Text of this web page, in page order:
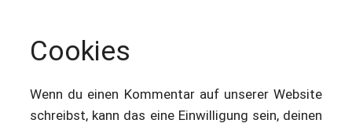
Cookies
Wenn du einen Kommentar auf unserer Website
schreibst, kann das eine Einwilligung sein, deinen